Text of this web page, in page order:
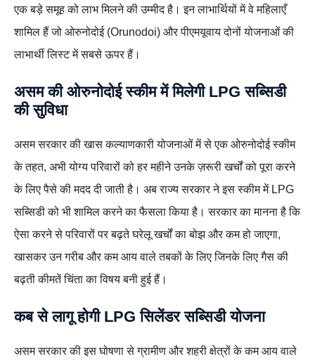
एक बड़े समूह को लाभ मिलने की उम्मीद है। इन लाभार्थियों में वे महिलाएँ
शामिल हैं जो ओरुनोदोई (Orunodoi) और पीएमयूवाय दोनों योजनाओं की
लाभार्थी लिस्ट में सबसे ऊपर हैं।
असम की ओरुनोदोई स्कीम में मिलेगी LPG सब्सिडी
की सुविधा
असम सरकार की खास कल्याणकारी योजनाओं में से एक ओरुनोदोई स्कीम
के तहत, अभी योग्य परिवारों को हर महीने उनके ज़रूरी खर्चों को पूरा करने
के लिए पैसे की मदद दी जाती है। अब राज्य सरकार ने इस स्कीम में LPG
सब्सिडी को भी शामिल करने का फैसला किया है। सरकार का मानना है कि
ऐसा करने से परिवारों पर बढ़ते घरेलू खर्चों का बोझ और कम हो जाएगा,
खासकर उन गरीब और कम आय वाले तबकों के लिए जिनके लिए गैस की
बढ़ती कीमतें चिंता का विषय बनी हुई हैं।
कब से लागू होगी LPG सिलेंडर सब्सिडी योजना
असम सरकार की इस घोषणा से ग्रामीण और शहरी क्षेत्रों के कम आय वाले